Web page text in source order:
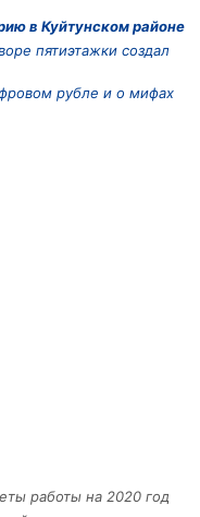
в Куйтунском районе
пятиэтажки создал
рубле и о мифах
работы на 2020 год